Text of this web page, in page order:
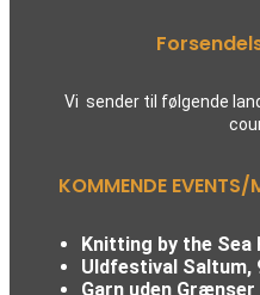
Vi sender til følgende
KOMMENDE EVENTS/
Knitting by the Sea
Uldfestival Saltum,
Garn uden